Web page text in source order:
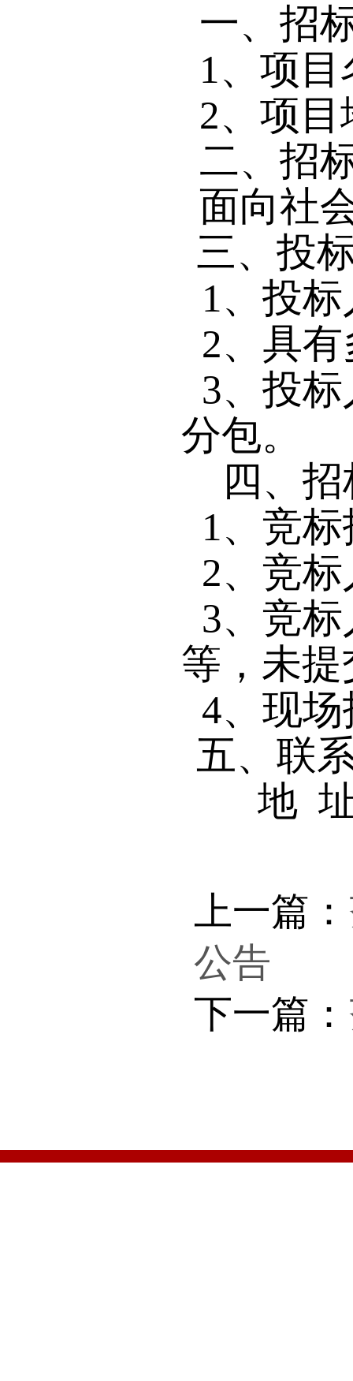
一、招
1、项目
2、项目
二、招
面向社
三、投
1、投
2、具
3、投
分包。
四、招
1、竞
2、竞
3、竞
等，未
4、现
五、联
地
上一篇：
公告
下一篇：